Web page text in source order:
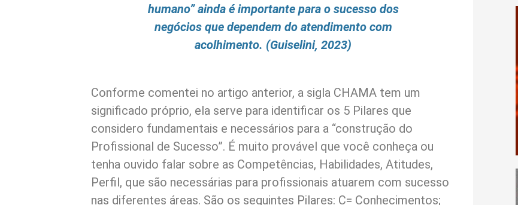
humano” ainda é importante para o sucesso dos
negócios que dependem do atendimento com
acolhimento. (Guiselini, 2023)
Conforme comentei no artigo anterior, a sigla CHAMA tem um
significado próprio, ela serve para identificar os 5 Pilares que
considero fundamentais e necessários para a “construção do
Profissional de Sucesso”. É muito provável que você conheça ou
tenha ouvido falar sobre as Competências, Habilidades, Atitudes,
Perfil, que são necessárias para profissionais atuarem com sucesso
nas diferentes áreas. São os seguintes Pilares: C= Conhecimentos;